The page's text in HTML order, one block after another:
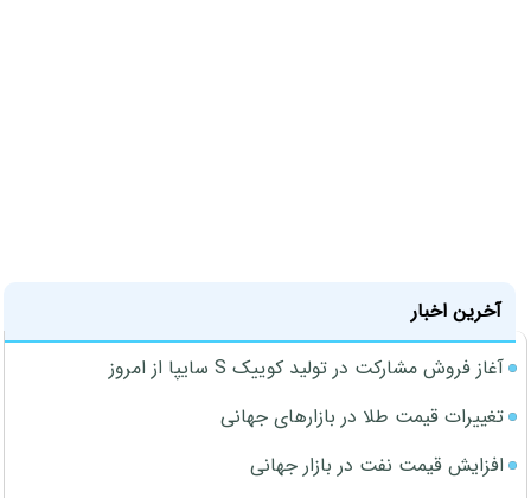
آخرین اخبار
آغاز فروش مشارکت در تولید کوییک S سایپا از امروز
تغییرات قیمت طلا در بازارهای جهانی
افزایش قیمت نفت در بازار جهانی